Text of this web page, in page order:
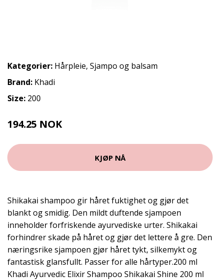
Kategorier: Hårpleie, Sjampo og balsam
Brand: Khadi
Size: 200
194.25 NOK
KJØP NÅ
Shikakai shampoo gir håret fuktighet og gjør det
blankt og smidig. Den mildt duftende sjampoen
inneholder forfriskende ayurvediske urter. Shikakai
forhindrer skade på håret og gjør det lettere å gre. Den
næringsrike sjampoen gjør håret tykt, silkemykt og
fantastisk glansfullt. Passer for alle hårtyper.200 ml
Khadi Ayurvedic Elixir Shampoo Shikakai Shine 200 ml